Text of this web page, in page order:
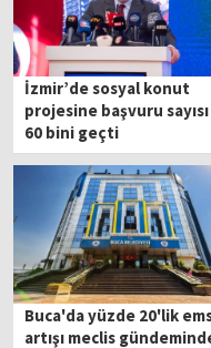
İzmir’de sosyal konut
projesine başvuru sayısı
60 bini geçti
Buca'da yüzde 20'lik
artışı meclis